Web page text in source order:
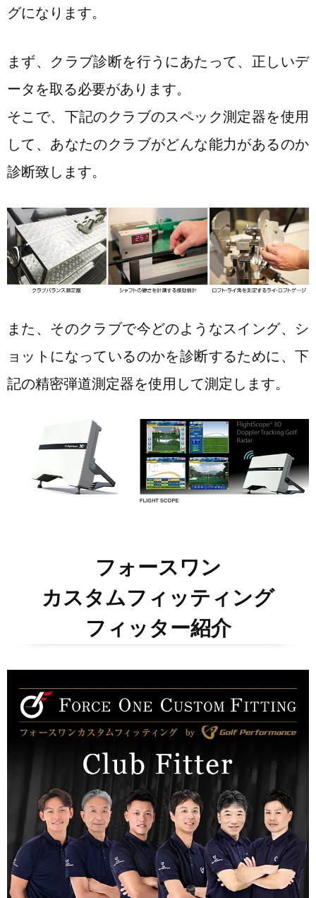
グになります。
まず、クラブ診断を行うにあたって、正しいデ
ータを取る必要があります。
そこで、下記のクラブのスペック測定器を使用
して、あなたのクラブがどんな能力があるのか
診断致します。
また、そのクラブで今どのようなスイング、シ
ョットになっているのかを診断するために、下
記の精密弾道測定器を使用して測定します。
フォースワン
カスタムフィッティング
フィッター紹介